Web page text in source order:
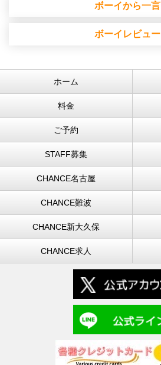
ボーイから一言
ボーイレビュー
ホーム
料金
ご予約
STAFF募集
CHANCE名古屋
CHANCE難波
CHANCE新大久保
CHANCE求人